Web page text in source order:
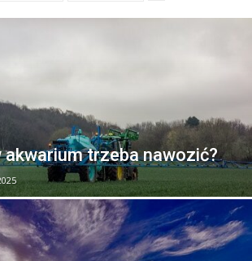
akwarium trzeba nawozić?